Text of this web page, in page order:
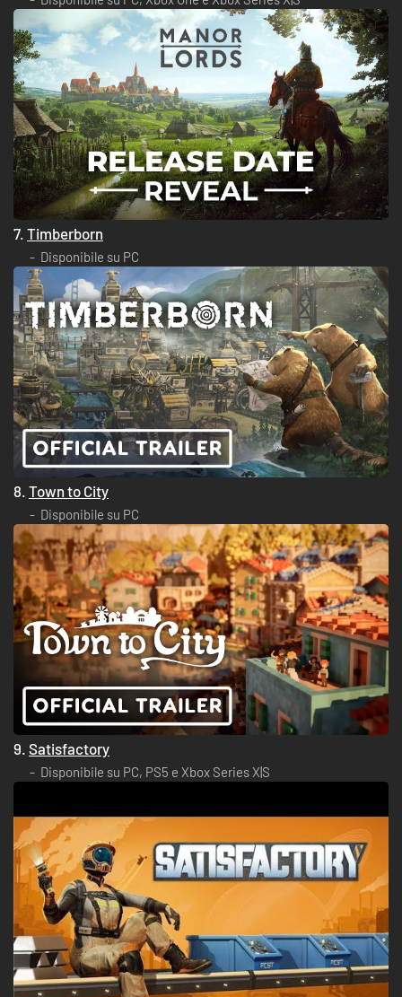
7. Timberborn
Disponibile su PC
8. Town to City
Disponibile su PC
9. Satisfactory
Disponibile su PC, PS5 e Xbox Series X|S